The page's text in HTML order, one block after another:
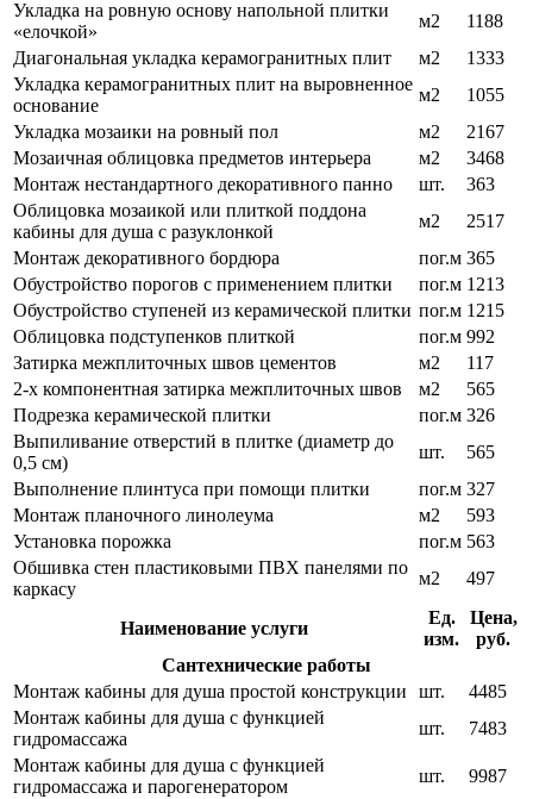
Укладка на ровную основу напольной плитки
«елочкой»
м2
1188
Диагональная укладка керамогранитных плит
м2
1333
Укладка керамогранитных плит на выровненное
основание
м2
1055
Укладка мозаики на ровный пол
м2
2167
Мозаичная облицовка предметов интерьера
м2
3468
Монтаж нестандартного декоративного панно
шт.
363
Облицовка мозаикой или плиткой поддона
кабины для душа с разуклонкой
м2
2517
Монтаж декоративного бордюра
пог.м 365
Обустройство порогов с применением плитки
пог.м 1213
Обустройство ступеней из керамической плитки пог.м 1215
Облицовка подступенков плиткой
пог.м 992
Затирка межплиточных швов цементов
м2
117
2-х компонентная затирка межплиточных швов
м2
565
Подрезка керамической плитки
пог.м 326
Выпиливание отверстий в плитке (диаметр до
0,5 см)
шт.
565
Выполнение плинтуса при помощи плитки
пог.м 327
Монтаж планочного линолеума
м2
593
Установка порожка
пог.м 563
Обшивка стен пластиковыми ПВХ панелями по
каркасу
м2 497
Наименование услуги
Ед.
изм.
Цена,
руб.
Сантехнические работы
Монтаж кабины для душа простой конструкции
шт.
4485
Монтаж кабины для душа с функцией
гидромассажа
шт.
7483
Монтаж кабины для душа с функцией
гидромассажа и парогенератором
шт.
9987